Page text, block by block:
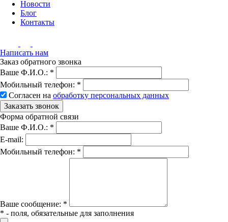
Новости
Блог
Контакты
Написать нам
Заказ обратного звонка
Ваше Ф.И.О.: *
Мобильный телефон: *
Согласен на обработку персональных данных
Заказать звонок
Форма обратной связи
Ваше Ф.И.О.: *
E-mail:
Мобильный телефон: *
Вашe сообщение: *
* - поля, обязательные для заполнения